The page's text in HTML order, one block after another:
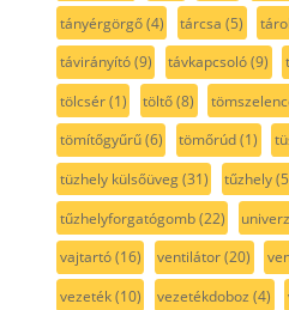
tányérgörgő(4) tárcsa (5)
távirányító(9) távkapcsoló(9)
tölcsér(1) töltő(8)
tömítőgyűrű(6) tömőrúd(1)
tüzhely külsőüveg(31) tűzhely
tűzhelyforgatógomb(22)
vajtartó(16) ventilátor(20)
vezeték(10) vezetékdoboz (4)